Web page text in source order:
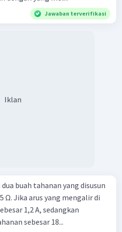
Jawaban terverifikasi
Iklan
buah tahanan yang disusun
Ω. Jika arus yang mengalir di
1,2 A, sedangkan
sebesar 18...